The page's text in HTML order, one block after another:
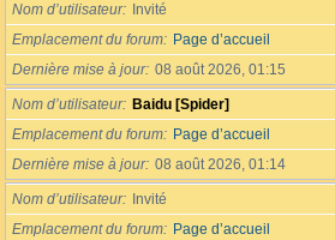
Nom d’utilisateur
Invité
Emplacement du forum
Page d’accueil
Dernière mise à jour 08 août 2026, 01:15
Nom d’utilisateur
Baidu [Spider]
Emplacement du forum
Page d’accueil
Dernière mise à jour 08 août 2026, 01:14
Nom d’utilisateur
Invité
Emplacement du forum
Page d’accueil